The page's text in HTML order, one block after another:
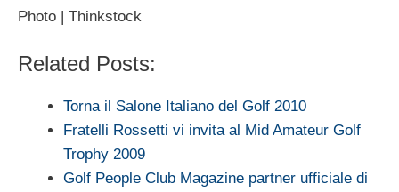
Photo | Thinkstock
Related Posts:
Torna il Salone Italiano del Golf 2010
Fratelli Rossetti vi invita al Mid Amateur Golf
Trophy 2009
Golf People Club Magazine partner ufficiale di